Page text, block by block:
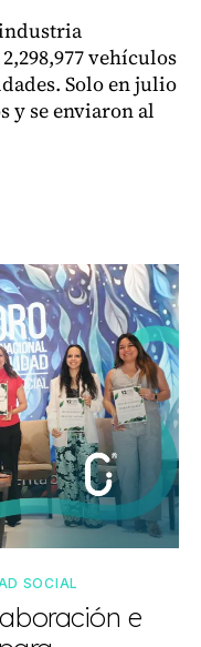
vehículos
Solo en julio
y se enviaron al
SOCIAL
e